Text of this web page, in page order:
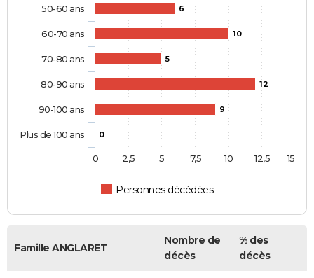
6
10
5
12
9
0
Personnes décédées
50-60 ans
60-70 ans
70-80 ans
80-90 ans
90-100 ans
Plus de 100 ans
0 2,5 5 7,5 10 12,5 15
Famille ANGLARET
Nombre de
décès
% des
décès